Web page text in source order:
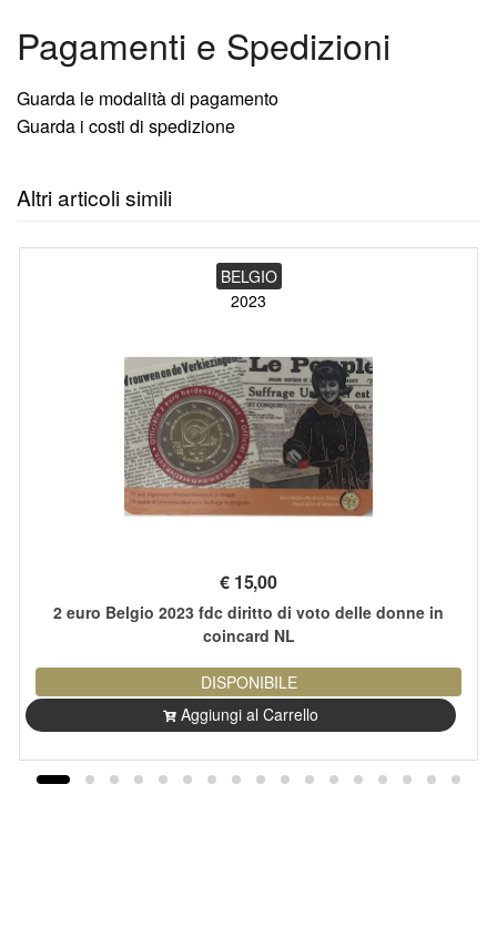
Pagamenti e Spedizioni
Guarda le modalità di pagamento
Guarda i costi di spedizione
Altri articoli simili
BELGIO
2023
€ 15,00
2 euro Belgio 2023 fdc diritto di voto delle donne in
coincard NL
DISPONIBILE
Aggiungi al Carrello